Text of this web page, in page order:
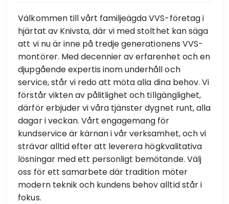
Välkommen till vårt familjeägda VVS-företag i
hjärtat av Knivsta, där vi med stolthet kan säga
att vi nu är inne på tredje generationens VVS-
montörer. Med decennier av erfarenhet och en
djupgående expertis inom underhåll och
service, står vi redo att möta alla dina behov. Vi
förstår vikten av pålitlighet och tillgänglighet,
därför erbjuder vi våra tjänster dygnet runt, alla
dagar i veckan. Vårt engagemang för
kundservice är kärnan i vår verksamhet, och vi
strävar alltid efter att leverera högkvalitativa
lösningar med ett personligt bemötande. Välj
oss för ett samarbete där tradition möter
modern teknik och kundens behov alltid står i
fokus.